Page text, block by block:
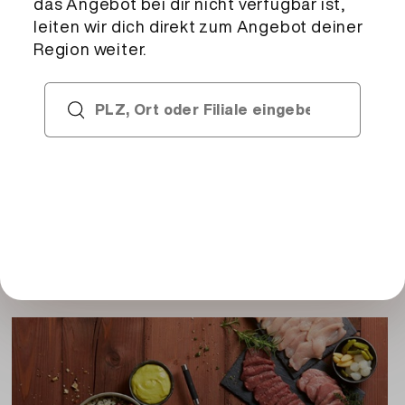
Deklaration
Zucker (Schweiz), WEIZENmehl, Zucker,
WEIZENmehl (Schweiz), Wasser, Rapsöl, Palmöl,
WEIZENstärke, Stabilisator: E450a, Stabilisator:
E401, Emulgator: E472a, Kochsalz, Aroma,
Emulgator: E471, Backtriebmittel: E450, Salfett,
Farbstoff: E101, Farbstoff: E160b,
Backtriebmittel: E500, Feuchthaltemittel